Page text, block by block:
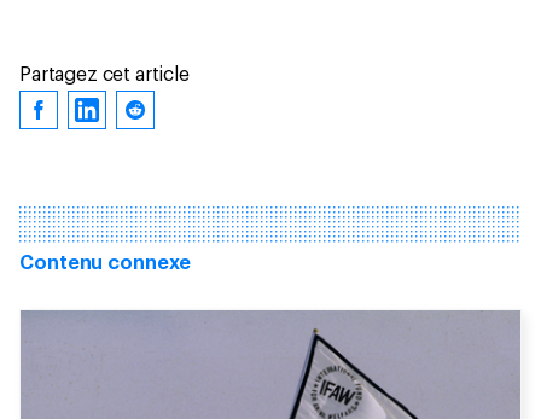
Partagez cet article
Contenu connexe